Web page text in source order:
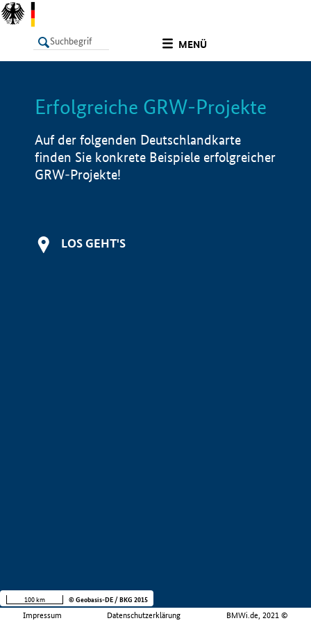
MENÜ
LISTE Info
Erfolgreiche GRW-Projekte
Auf der folgenden Deutschlandkarte
finden Sie konkrete Beispiele erfolgreicher
GRW-Projekte!
LOS GEHT'S
Impressum Datenschutzerklärung BMWi.de, 2021 ©
100 km © Geobasis-DE / BKG 2015